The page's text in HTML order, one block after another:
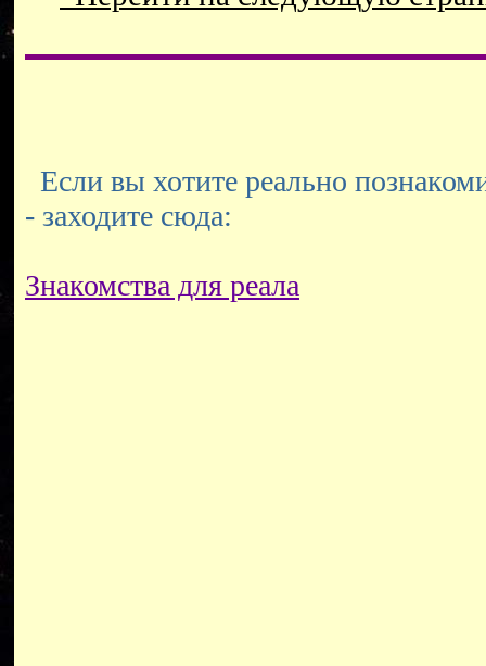
Если вы хотите реально
- заходите сюда:
Знакомства для реала